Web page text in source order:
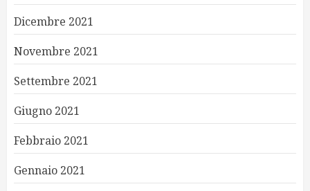
Dicembre 2021
Novembre 2021
Settembre 2021
Giugno 2021
Febbraio 2021
Gennaio 2021